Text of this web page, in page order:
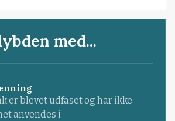
med...
er blevet udfaset og har ikke
anvendes i